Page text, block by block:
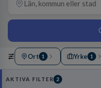
Ort 1 Yrke 1
AKTIVA FILTER 2